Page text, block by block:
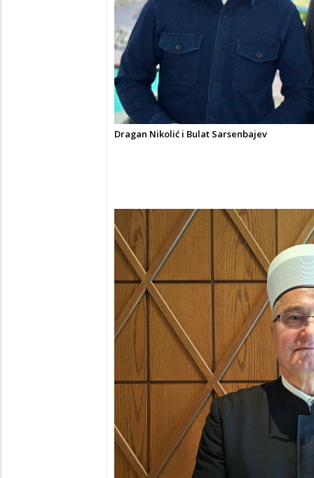
Dragan Nikolić i Bulat Sarsenbajev